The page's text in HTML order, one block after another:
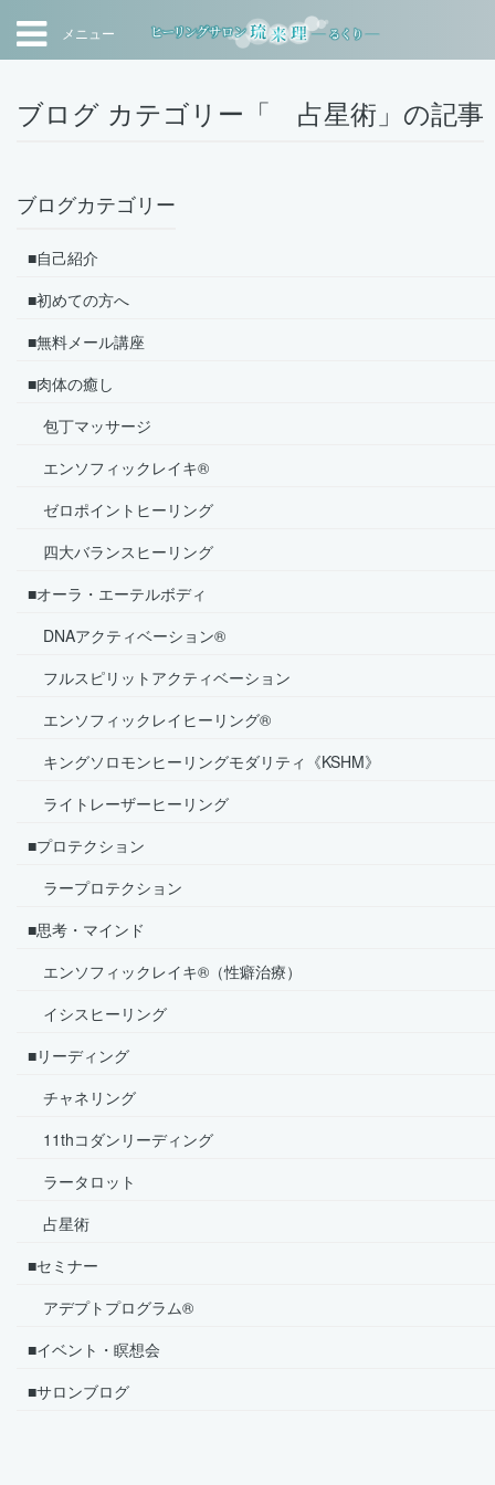
メニュー
ブログ カテゴリー「 占星術」の記事
ブログカテゴリー
■自己紹介
■初めての方へ
■無料メール講座
■肉体の癒し
包丁マッサージ
エンソフィックレイキ®
ゼロポイントヒーリング
四大バランスヒーリング
■オーラ・エーテルボディ
DNAアクティベーション®
フルスピリットアクティベーション
エンソフィックレイヒーリング®
キングソロモンヒーリングモダリティ《KSHM》
ライトレーザーヒーリング
■プロテクション
ラープロテクション
■思考・マインド
エンソフィックレイキ®（性癖治療）
イシスヒーリング
■リーディング
チャネリング
11thコダンリーディング
ラータロット
占星術
■セミナー
アデプトプログラム®
■イベント・瞑想会
■サロンブログ